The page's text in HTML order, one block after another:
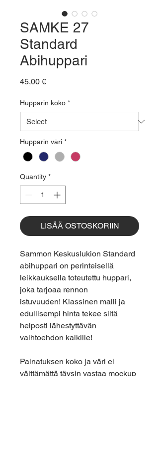
SAMKE 27
Standard
Abihuppari
45,00 €Price
Hupparin koko *
Hupparin väri *
Quantity *
LISÄÄ OSTOSKORIIN
Sammon Keskuslukion Standard
abihuppari on perinteisellä
leikkauksella toteutettu huppari,
joka tarjoaa rennon
istuvuuden! Klassinen malli ja
edullisempi hinta tekee siitä
helposti lähestyttävän
vaihtoehdon kaikille!
Painatuksen koko ja väri ei
välttämättä täysin vastaa mockup